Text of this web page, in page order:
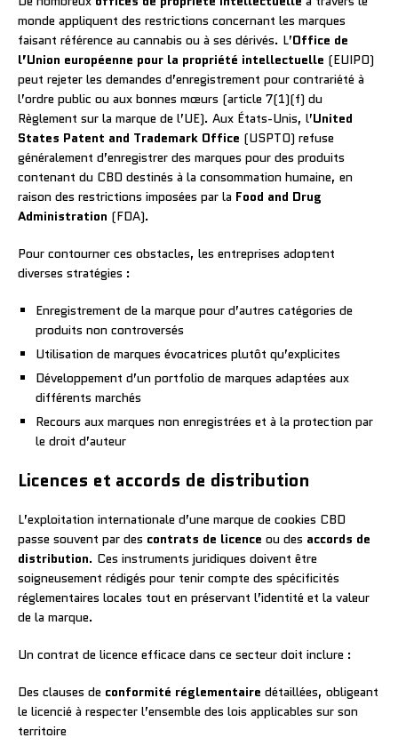
monde appliquent des restrictions concernant les marques
faisant référence au cannabis ou à ses dérivés. L’Office de
l’Union européenne pour la propriété intellectuelle (EUIPO)
peut rejeter les demandes d’enregistrement pour contrariété à
l’ordre public ou aux bonnes mœurs (article 7(1)(f) du
Règlement sur la marque de l’UE). Aux États-Unis, l’United
States Patent and Trademark Office (USPTO) refuse
généralement d’enregistrer des marques pour des produits
contenant du CBD destinés à la consommation humaine, en
raison des restrictions imposées par la Food and Drug
Administration (FDA).
Pour contourner ces obstacles, les entreprises adoptent
diverses stratégies :
Enregistrement de la marque pour d’autres catégories de
produits non controversés
Utilisation de marques évocatrices plutôt qu’explicites
Développement d’un portfolio de marques adaptées aux
différents marchés
Recours aux marques non enregistrées et à la protection par
le droit d’auteur
Licences et accords de distribution
L’exploitation internationale d’une marque de cookies CBD
passe souvent par des contrats de licence ou des accords de
distribution. Ces instruments juridiques doivent être
soigneusement rédigés pour tenir compte des spécificités
réglementaires locales tout en préservant l’identité et la valeur
de la marque.
Un contrat de licence efficace dans ce secteur doit inclure :
Des clauses de conformité réglementaire détaillées, obligeant
le licencié à respecter l’ensemble des lois applicables sur son
territoire